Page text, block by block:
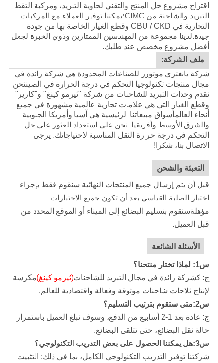
اقتراح مشروع حل المنتج والتقني لحاوية التبريد، ومركبة التقط
التبريد والشاحنة من CIMC؛يمكننا توفير العملاء مع المركبات
التجارية في CBU / CKD وقطع الغيار الخاصة بها من جودة
جيدة.لدينا مجموعة من المهندسين الممتازين وذوي الخبرة لجعل
أفضل مشروع مخصص عند طلبك.
ملف الشركة:
شركة يانغتزي موتورز للصناعات المحدودة هي شركة رائدة في
مجال منتجات تكنولوجيا التحكم في درجة الحرارة في الصيننحن
نقدم وحدات التبريد للشاحنات من شركة "ثيرمو كينغ" و"كارير"
وقطع الغيار التي هي علامات تجارية عالمية مشهورة في جميع
أنحاء العالمأسواق مبيعاتنا الرئيسية هي آسيا وأمريكا الجنوبية
والشرق الأوسط وأفريقيا. نحن على استعداد للعثور على حل
التحكم في درجة حرارة النقل المناسبة لاحتياجاتك، يرجى
الاتصال بنا، شكرا!
التعبئة والشحن
قبل أن يتم إرسال جميع المنتجات النهائية سنقوم فقط بإجراء
اختبار الصلبة القياسي بعد أن تكون جميع الاختبارات
مؤهلةسنقوم بتسليم البضائع إلى الميناء أو الموقع المحدد من
قبل العميل.
الأسئلة الشائعة
س1: لماذا تختار منتجنا؟
ج: كشركة رائدة في مجال التبريد للشاحنات(ثيرمو كينغ)مكرسة
لإنتاج ثلاجات شاحنات موثوقة وفعالة واقتصادية للعالم.
س2:متى ستقوم بترتيب التسليم؟
ج: عادة بعد 1-2 أسابيع من الدفع، وسوف نبلغ العميل باستمرار
حالة نقل البضائع، حتى تتلقى البضائع.
س3:هل يمكننا الحصول على بعض التدريب التكنولوجي؟
شركتنا توفير التدريب التكنولوجي الكامل، بما في ذلك: التثبيت